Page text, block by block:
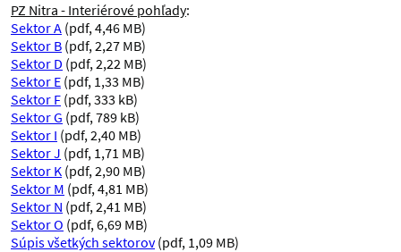
PZ Nitra - Interiérové pohľady:
Sektor A (pdf, 4,46 MB)
Sektor B (pdf, 2,27 MB)
Sektor D (pdf, 2,22 MB)
Sektor E (pdf, 1,33 MB)
Sektor F (pdf, 333 kB)
Sektor G (pdf, 789 kB)
Sektor I (pdf, 2,40 MB)
Sektor J (pdf, 1,71 MB)
Sektor K (pdf, 2,90 MB)
Sektor M (pdf, 4,81 MB)
Sektor N (pdf, 2,41 MB)
Sektor O (pdf, 6,69 MB)
Súpis všetkých sektorov(pdf, 1,09 MB)